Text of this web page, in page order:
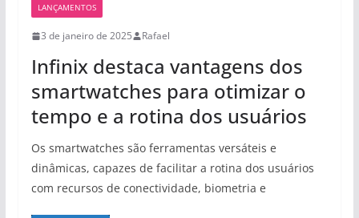
LANÇAMENTOS
3 de janeiro de 2025 Rafael
Infinix destaca vantagens dos
smartwatches para otimizar o
tempo e a rotina dos usuários
Os smartwatches são ferramentas versáteis e
dinâmicas, capazes de facilitar a rotina dos usuários
com recursos de conectividade, biometria e